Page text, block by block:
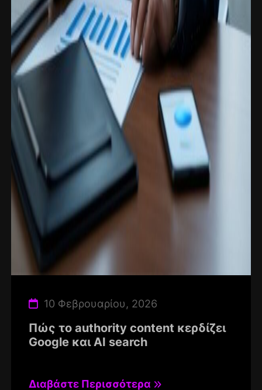
10 Φεβρουαρίου, 2026
Πώς το authority content κερδίζει
Google και AI search
Διαβάστε Περισσότερα